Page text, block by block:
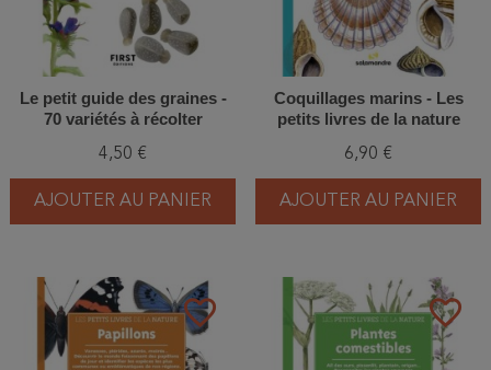
Le petit guide des graines -
70 variétés à récolter
4,50 €
AJOUTER AU PANIER
Coquillages marins - Les
petits livres de la nature
6,90 €
AJOUTER AU PANIER
favorite_border favorite_border